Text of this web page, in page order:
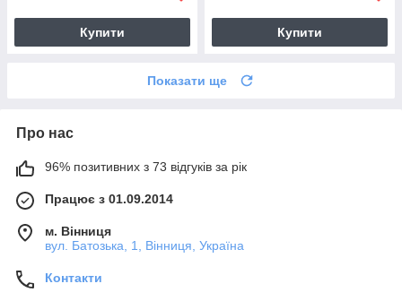
Купити Купити
Показати ще
Про нас
96% позитивних з 73 відгуків за рік
Працює з 01.09.2014
м. Вінниця
вул. Батозька, 1, Вінниця, Україна
Контакти